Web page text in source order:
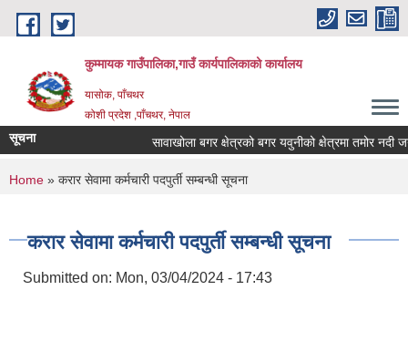
Skip to main content
कुम्मायक गाउँपालिका,गाउँ कार्यपालिकाको कार्यालय
यासोक, पाँचथर
कोशी प्रदेश ,पाँचथर, नेपाल
सूचना सावाखोला बगर क्षेत्रको बगर यवुनीको क्षेत्रमा तमोर नदी
You are here
Home » करार सेवामा कर्मचारी पदपुर्ती सम्बन्धी सूचना
करार सेवामा कर्मचारी पदपुर्ती सम्बन्धी सूचना
Submitted on: Mon, 03/04/2024 - 17:43